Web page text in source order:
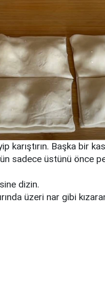
karıştırın. Başka bir
sadece üstünü önce
dizin.
üzeri nar gibi